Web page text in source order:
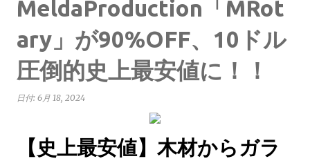
MeldaProduction「MRot
ary」が90%OFF、10ドル
圧倒的史上最安値に！！
日付: 6月 18, 2024
【史上最安値】木材からガラ